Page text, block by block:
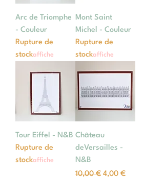
Arc de Triomphe
- Couleur
Rupture de
stockaffiche
Mont Saint
Michel - Couleur
Rupture de
stockaffiche
Tour Eiffel - N&B
Rupture de
stockaffiche
Château
deVersailles -
N&B
Prix original
10,00 € Prix promotionnel
4,00 €